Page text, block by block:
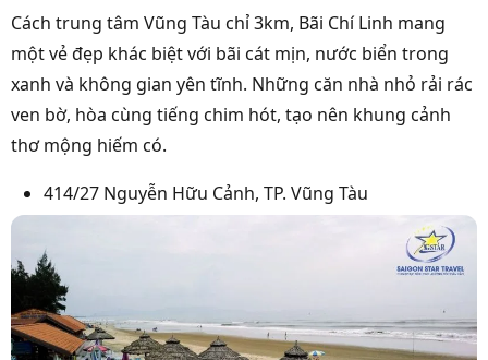
Cách trung tâm Vũng Tàu chỉ 3km, Bãi Chí Linh mang
một vẻ đẹp khác biệt với bãi cát mịn, nước biển trong
xanh và không gian yên tĩnh. Những căn nhà nhỏ rải rác
ven bờ, hòa cùng tiếng chim hót, tạo nên khung cảnh
thơ mộng hiếm có.
414/27 Nguyễn Hữu Cảnh, TP. Vũng Tàu